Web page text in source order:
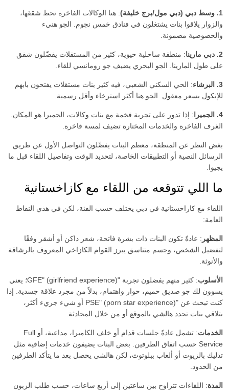
1. وسط دبي (دبي مول/برج خليفة)
: هنا الوكالات الفاخرة تحط شققها،
والزوار يلاقوا بنات يشتغلون في فنادق خمس نجوم. الجو هنيء
والخصوصية مضمونة.
2. دبي مارينا
: منطقة ساحلية حيوية، كثير من المستقلات يفضّلون شقق
على طول المارينا. الجو البحري يضيف جو رومانسي للقاء.
3. البرشاء
: الحي السكني الشعبي، فيه كثير بنات مستقلات يفتحون بابهم
للإنكول بسعر معقول. الجو هنا أكثر استرخاء وأقل رسمية.
4. الجميرا
: إذا تدور على تجربة فخمة مع بنات وكالات، الجميرا هو المكان.
الغرف الفاخرة والخدمات المختارة تضيف لمسة فاخرة.
بغض النظر عن المنطقة، معظم البنات يفضّلون التواصل الأول عن طريق
الرسائل النصية أو التطبيقات الخاصة، لتحديد الوقت وتفاصيل اللقاء قبل ما
يجيوا.
ما اللي تتوقعه من اللقاء مع كازاخستانية
اللقاء مع كازاخستانية في دبي يختلف حسب الفئة، لكن في هذي النقاط
العامة:
المظهر : عادةً تكون البنات ذات بشرة فاتحة، شعر داكن أو أشقر وفقًا
لتفضيل الشخص، وجسم متناسق يبرز القوام الكازاخي المعروف بالرشاقة
والأنوثة.
الأسلوب
: كثير منهم يفضلون تجربة "GFE" (girlfriend experience)؛ يعني
يسوون لك جو صديق حميم، حوار واهتمام، بدلاً من مجرد علاقة جسدية. إذا
كنت تبحث عن "PSE" (porn star experience) أو شيء جريء أكثر،
بتلاقي بنات تحدد هالشي بالموقع أو من خلال المحادثة.
الخدمات
: تشمل عادةً جلسات قدام أو خلف الكاميرا، مداعبة، أو Full
Service حسب اتفاق الطرفين. بعض البنات يضيفون خدمات إضافية مثل
تدليك بالزيوت أو ألعاب ببلوتوث، لكن هالشي يحصل بعد ما يتأكد الطرفين
من الحدود.
المدة: اللقاءات تتراوح بين ساعتين إلى أربع ساعات، حسب طلب الزبون